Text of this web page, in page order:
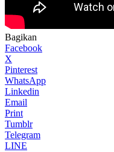
Bagikan
Facebook
X
Pinterest
WhatsApp
Linkedin
Email
Print
Tumblr
Telegram
LINE